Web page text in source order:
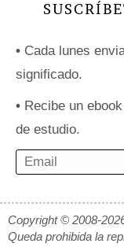
• Cada lunes
significado.
• Recibe un
de estudio.
Copyright © 2008-
Queda prohibida la